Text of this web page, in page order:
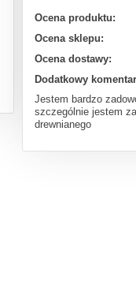
Ocena produktu:
Ocena sklepu:
Ocena dostawy:
Dodatkowy
Jestem bardzo
szczególnie jestem
drewnianego